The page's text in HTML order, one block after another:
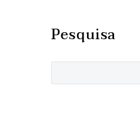
Pesquisa